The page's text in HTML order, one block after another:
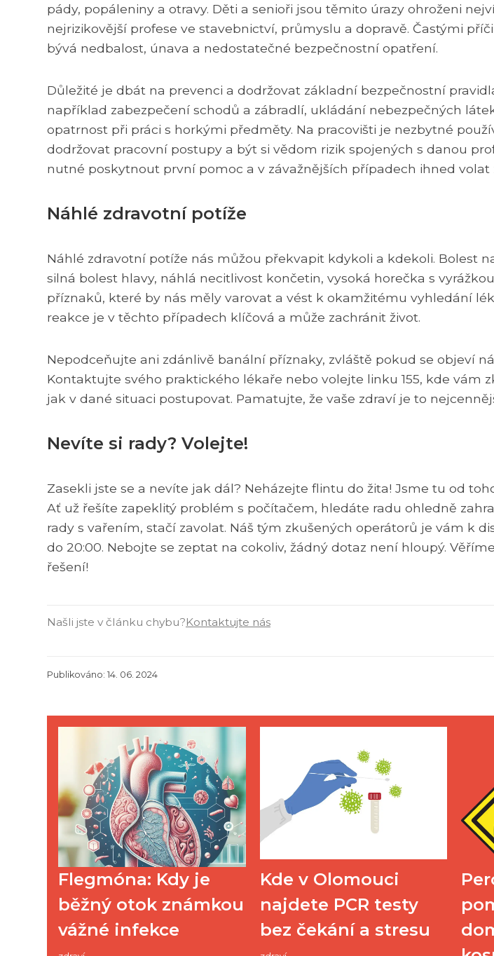
pády, popáleniny a otravy. Děti a senioři jsou těmito úrazy ohroženi
nejrizikovější profese ve stavebnictví, průmyslu a dopravě. Častými
bývá nedbalost, únava a nedostatečné bezpečnostní opatření.
Důležité je dbát na prevenci a dodržovat základní bezpečnostní
například zabezpečení schodů a zábradlí, ukládání nebezpečných
opatrnost při práci s horkými předměty. Na pracovišti je nezbytné
dodržovat pracovní postupy a být si vědom rizik spojených s danou
nutné poskytnout první pomoc a v závažnějších případech ihned volat
Náhlé zdravotní potíže
Náhlé zdravotní potíže nás můžou překvapit kdykoli a kdekoli. Bolest
silná bolest hlavy, náhlá necitlivost končetin, vysoká horečka s
příznaků, které by nás měly varovat a vést k okamžitému vyhledání
reakce je v těchto případech klíčová a může zachránit život.
Nepodceňujte ani zdánlivě banální příznaky, zvláště pokud se objeví
Kontaktujte svého praktického lékaře nebo volejte linku 155, kde vám
jak v dané situaci postupovat. Pamatujte, že vaše zdraví je to
Nevíte si rady? Volejte!
Zasekli jste se a nevíte jak dál? Neházejte flintu do žita! Jsme tu od
Ať už řešíte zapeklitý problém s počítačem, hledáte radu ohledně
rady s vařením, stačí zavolat. Náš tým zkušených operátorů je vám k
do 20:00. Nebojte se zeptat na cokoliv, žádný dotaz není hloupý.
řešení!
Našli jste v článku chybu?Kontaktujte nás
Publikováno: 14. 06. 2024
Flegmóna: Kdy je
běžný otok známkou
vážné infekce
Kde v Olomouci
najdete PCR testy
bez čekání a stresu